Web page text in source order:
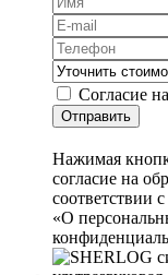
Согласие
Отправить
Нажимая
согласие на
соответствии
«О